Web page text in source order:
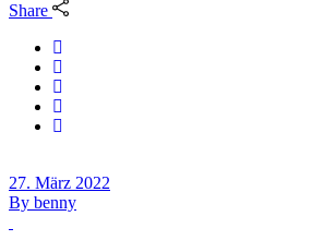
Share
27. März 2022
By benny